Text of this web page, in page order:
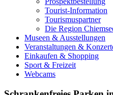
Tourist-Information
Tourismuspartner
Die Region
Museen & Ausstellungen
Veranstaltungen &
Einkaufen & Shopping
Sport & Freizeit
Webcams